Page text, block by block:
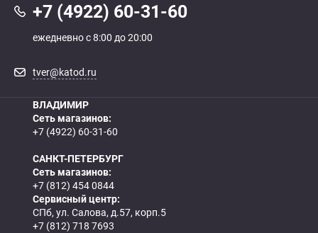
+7 (4922) 60-31-60
ежедневно с 8:00 до 20:00
tver@katod.ru
ВЛАДИМИР
Сеть магазинов:
+7 (4922) 60-31-60
САНКТ-ПЕТЕРБУРГ
Сеть магазинов:
+7 (812) 454 0844
Сервисный центр:
СПб, ул. Салова, д.57, корп.5
+7 (812) 718 7693